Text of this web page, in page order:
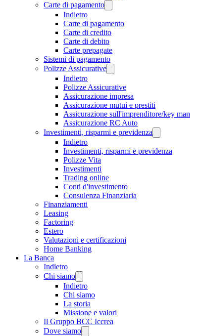
Carte di pagamento
Indietro
Carte di pagamento
Carte di credito
Carte di debito
Carte prepagate
Sistemi di pagamento
Polizze Assicurative
Indietro
Polizze Assicurative
Assicurazione impresa
Assicurazione mutui e prestiti
Assicurazione sull'imprenditore/key man
Assicurazione RC Auto
Investimenti, risparmi e previdenza
Indietro
Investimenti, risparmi e previdenza
Polizze Vita
Investimenti
Trading online
Conti d'investimento
Consulenza Finanziaria
Finanziamenti
Leasing
Factoring
Estero
Valutazioni e certificazioni
Home Banking
La Banca
Indietro
Chi siamo
Indietro
Chi siamo
La storia
Missione e valori
Il Gruppo BCC Iccrea
Dove siamo